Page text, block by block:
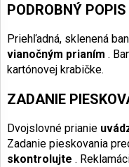
PODROBNÝ POPIS
Priehľadná, sklenená
vianočným prianím .
kartónovej krabičke.
ZADANIE
Dvojslovné prianie
Zadanie pieskovania
skontrolujte .